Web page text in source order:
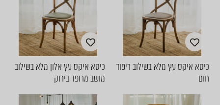
כיסא איקס עץ מלא בשילוב ריפוד
חום
כיסא איקס עץ אלון מלא בשילוב
מושב מרופד בירוק